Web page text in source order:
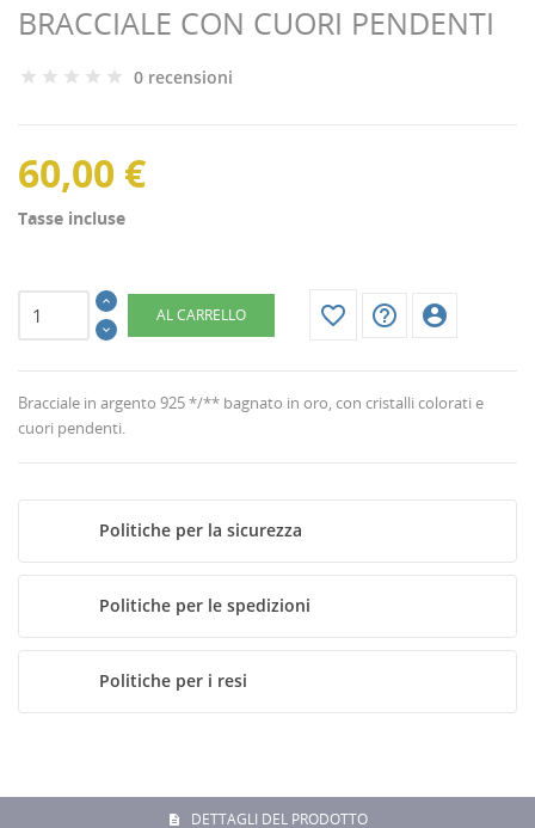
ALLA LISTA DEI DESIDERI
CREA LISTA DEI DESIDERI
NOME LISTA DEI DESIDERI
ACCEDI
nella tua lista dei desideri.
BRACCIALE CON CUORI PENDENTI
0 recensioni
60,00 €
Tasse incluse
AL CARRELLO favorite_border help_outline account_circle
Bracciale in argento 925 */** bagnato in oro, con cristalli colorati e
cuori pendenti.
Politiche per la sicurezza
Politiche per le spedizioni
Politiche per i resi
DETTAGLI DEL PRODOTTO